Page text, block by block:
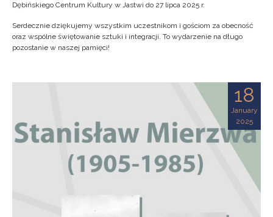
Dębińskiego Centrum Kultury w Jastwi do 27 lipca 2025 r.
Serdecznie dziękujemy wszystkim uczestnikom i gościom za obecność
oraz wspólne świętowanie sztuki i integracji. To wydarzenie na długo
pozostanie w naszej pamięci!
18
January
2025